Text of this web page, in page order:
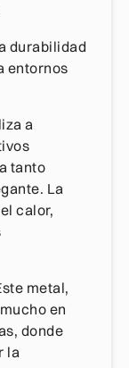
durabilidad
entornos
a
tanto
La
calor,
metal,
en
donde
la